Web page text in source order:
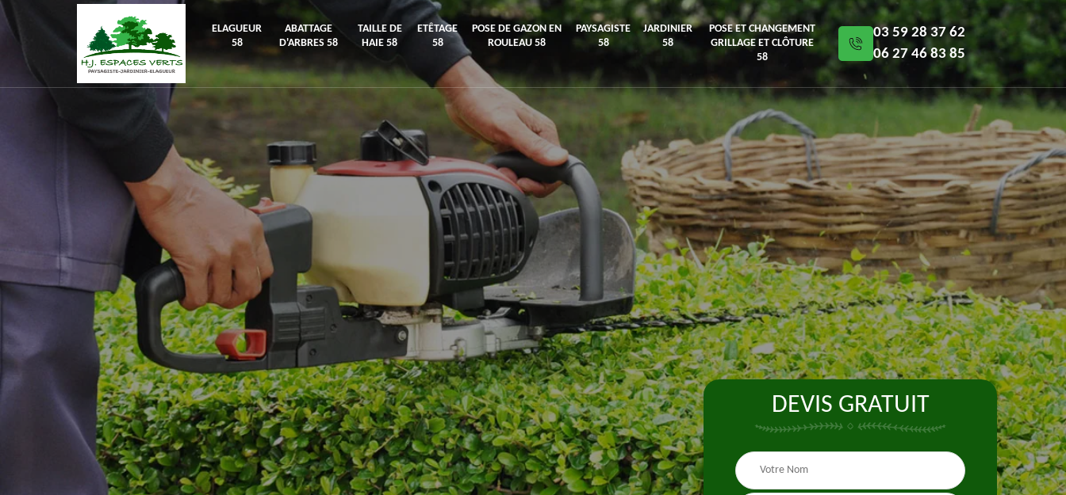
ELAGUEUR
58
ABATTAGE
D'ARBRES 58
TAILLE DE
HAIE 58
ETÊTAGE
58
POSE DE GAZON EN
ROULEAU 58
PAYSAGISTE
58
JARDINIER
58
POSE ET CHANGEMENT
GRILLAGE ET CLÔTURE
58
03 59 28 37 62
06 27 46 83 85
DEVIS GRATUIT